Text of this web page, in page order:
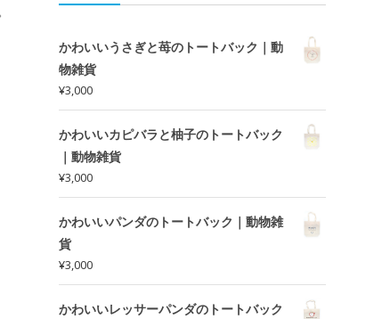
かわいいうさぎと苺のトートバック｜動
物雑貨
¥3,000
かわいいカピバラと柚子のトートバック
｜動物雑貨
¥3,000
かわいいパンダのトートバック｜動物雑
貨
¥3,000
かわいいレッサーパンダのトートバック